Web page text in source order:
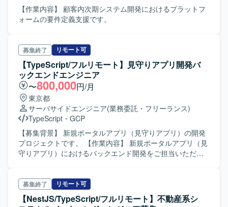
【作業内容】 顧客内次期システム開発におけるプラットフ
ォームの要件定義支援です。
募集終了 リモート可
【TypeScript/フルリモート】見守りアプリ開発バ
ックエンドエンジニア
〜800,000円/月
東京都
サーバサイドエンジニア(業務委託・フリーランス)
TypeScript ・ GCP
【募集背景】 新規ポータルアプリ（見守りアプリ）の開発
プロジェクトです。 【作業内容】 新規ポータルアプリ（見
守りアプリ）におけるバックエンド開発をご担当いただき
発やデータベース設計、インフラとの連携を中心に担当し
ていただきます。 エンジニア2名体制（リードエンジニア含
む）で、設計から実装、テストまでを迅速に進めていただ
募集終了 リモート可
【NestJS/TypeScript/フルリモート】不動産系シ